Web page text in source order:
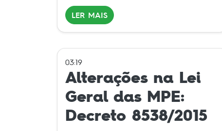
LER MAIS
03:19
Alterações na Lei
Geral das MPE:
Decreto 8538/2015